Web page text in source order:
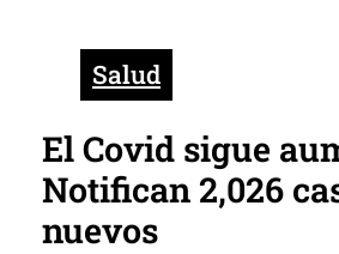
Salud
El Covid sigue
Notifican 2,026
nuevos